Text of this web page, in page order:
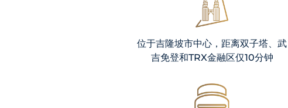
位于吉隆坡市中心，距离双子塔、武
吉免登和TRX金融区仅10分钟